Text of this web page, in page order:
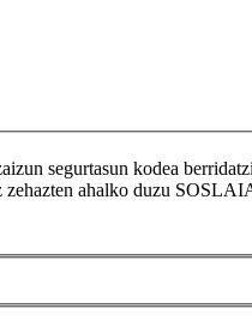
segurtasun kodea
zehazten ahalko duzu